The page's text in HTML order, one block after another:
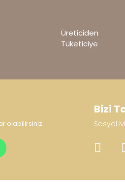
Üreticiden
Tüketiciye
olabilirsiniz.
Bizi
Sosyal